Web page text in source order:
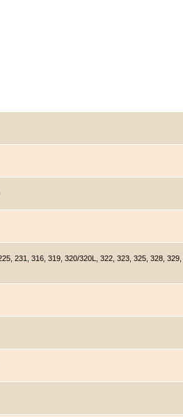
231, 316, 319, 320/320L, 322, 323, 325, 328,